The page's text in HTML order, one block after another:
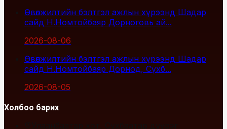
Өвөлжилтийн бэлтгэл ажлын хүрээнд Шадар
сайд Н.Номтойбаяр Дорноговь ай...
2026-08-06
Өвөлжилтийн бэлтгэл ажлын хүрээнд Шадар
сайд Н.Номтойбаяр Дорнод, Сүхб...
2026-08-05
Холбоо барих